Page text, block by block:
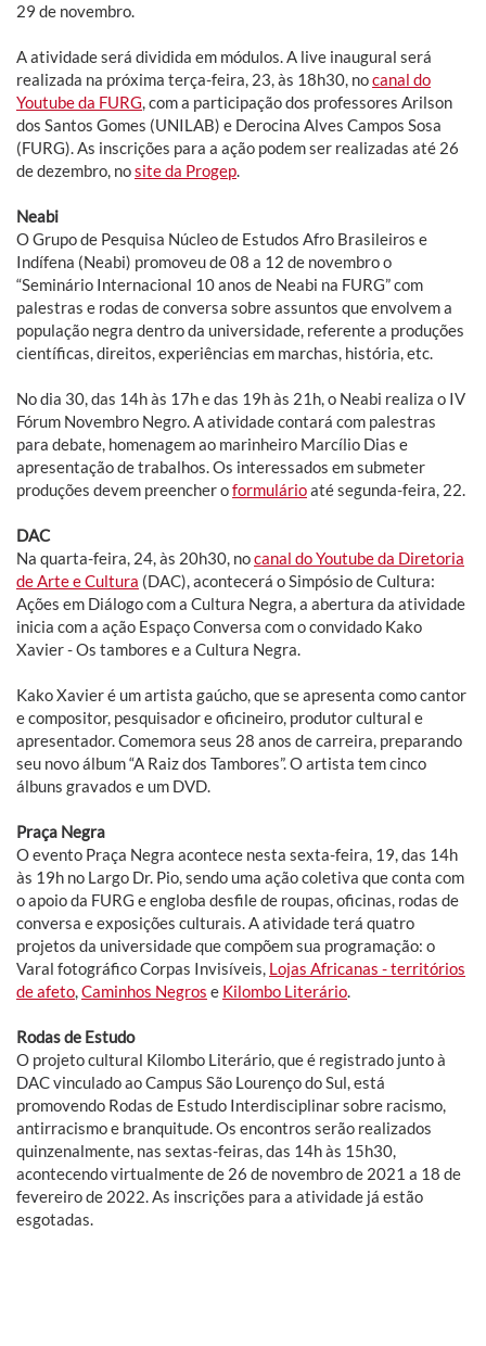
29 de novembro.
A atividade será dividida em módulos. A live inaugural será
realizada na próxima terça-feira, 23, às 18h30, nocanal do
Youtube da FURG, com a participação dos professores Arilson
dos Santos Gomes (UNILAB) e Derocina Alves Campos Sosa
(FURG). As inscrições para a ação podem ser realizadas até 26
de dezembro, nosite da Progep.
Neabi
O Grupo de Pesquisa Núcleo de Estudos Afro Brasileiros e
Indífena (Neabi) promoveu de 08 a 12 de novembro o
“Seminário Internacional 10 anos de Neabi na FURG” com
palestras e rodas de conversa sobre assuntos que envolvem a
população negra dentro da universidade, referente a produções
científicas, direitos, experiências em marchas, história, etc.
No dia 30, das 14h às 17h e das 19h às 21h, o Neabi realiza o IV
Fórum Novembro Negro. A atividade contará com palestras
para debate, homenagem ao marinheiro Marcílio Dias e
apresentação de trabalhos. Os interessados em submeter
produções devem preencher oformulárioaté segunda-feira, 22.
DAC
Na quarta-feira, 24, às 20h30, nocanal do Youtube da Diretoria
de Arte e Cultura (DAC), acontecerá o Simpósio de Cultura:
Ações em Diálogo com a Cultura Negra, a abertura da atividade
inicia com a ação Espaço Conversa com o convidado Kako
Xavier - Os tambores e a Cultura Negra.
Kako Xavier é um artista gaúcho, que se apresenta como cantor
e compositor, pesquisador e oficineiro, produtor cultural e
apresentador. Comemora seus 28 anos de carreira, preparando
seu novo álbum “A Raiz dos Tambores”. O artista tem cinco
álbuns gravados e um DVD.
Praça Negra
O evento Praça Negra acontece nesta sexta-feira, 19, das 14h
às 19h no Largo Dr. Pio, sendo uma ação coletiva que conta com
o apoio da FURG e engloba desfile de roupas, oficinas, rodas de
conversa e exposições culturais. A atividade terá quatro
projetos da universidade que compõem sua programação: o
Varal fotográfico Corpas Invisíveis, Lojas Africanas - territórios
de afeto,Caminhos Negros e Kilombo Literário.
Rodas de Estudo
O projeto cultural Kilombo Literário, que é registrado junto à
DAC vinculado ao Campus São Lourenço do Sul, está
promovendo Rodas de Estudo Interdisciplinar sobre racismo,
antirracismo e branquitude. Os encontros serão realizados
quinzenalmente, nas sextas-feiras, das 14h às 15h30,
acontecendo virtualmente de 26 de novembro de 2021 a 18 de
fevereiro de 2022. As inscrições para a atividade já estão
esgotadas.